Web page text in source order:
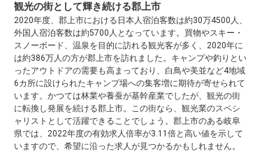
観光の街として輝き続ける郡上市
2020年度、郡上市における日本人宿泊客数は約30万4500人、
外国人宿泊客数は約5700人となっています。買物やスキー・
スノーボード、温泉を目的に訪れる観光客が多く、2020年に
は約386万人の方が郡上市を訪れました。キャンプや釣りとい
ったアウトドアの需要も高まっており、白鳥や美並など4地域
6カ所に設けられたキャンプ場への集客増に期待が寄せられて
います。かつては林業や養蚕が基幹産業でしたが、観光の街
に転換し発展を続ける郡上市。この街なら、観光業のスペシ
ャリストとして活躍できることでしょう。郡上市のある岐阜
県では、2022年度の有効求人倍率が3.11倍と高い値を示して
いますので、希望に沿った求人が見つかるかもしれません。